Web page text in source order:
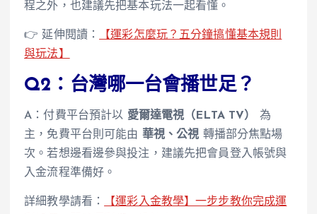
程之外，也建議先把基本玩法一起看懂。
👉 延伸閱讀：
【運彩怎麼玩？五分鐘搞懂基本規則
與玩法】
Q2：台灣哪一台會播世足？
A：付費平台預計以 愛爾達電視（ELTA TV）
為
主，免費平台則可能由 華視、公視 轉播部分焦點場
次。若想邊看邊參與投注，建議先把會員登入帳號與
入金流程準備好。
詳細教學請看：
【運彩入金教學】一步步教你完成運